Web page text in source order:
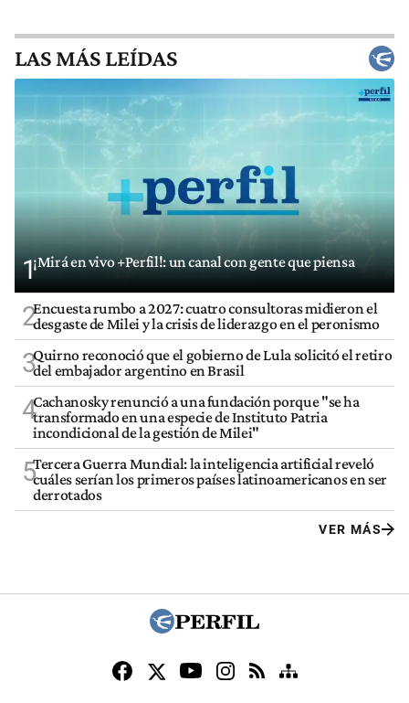
LAS MÁS LEÍDAS
1¡Mirá en vivo +Perfil!: un canal con gente que piensa
2Encuesta rumbo a 2027: cuatro consultoras midieron el
desgaste de Milei y la crisis de liderazgo en el peronismo
3Quirno reconoció que el gobierno de Lula solicitó el retiro
del embajador argentino en Brasil
4Cachanosky renunció a una fundación porque "se ha
transformado en una especie de Instituto Patria
incondicional de la gestión de Milei"
5Tercera Guerra Mundial: la inteligencia artificial reveló
cuáles serían los primeros países latinoamericanos en ser
derrotados
VER MÁS